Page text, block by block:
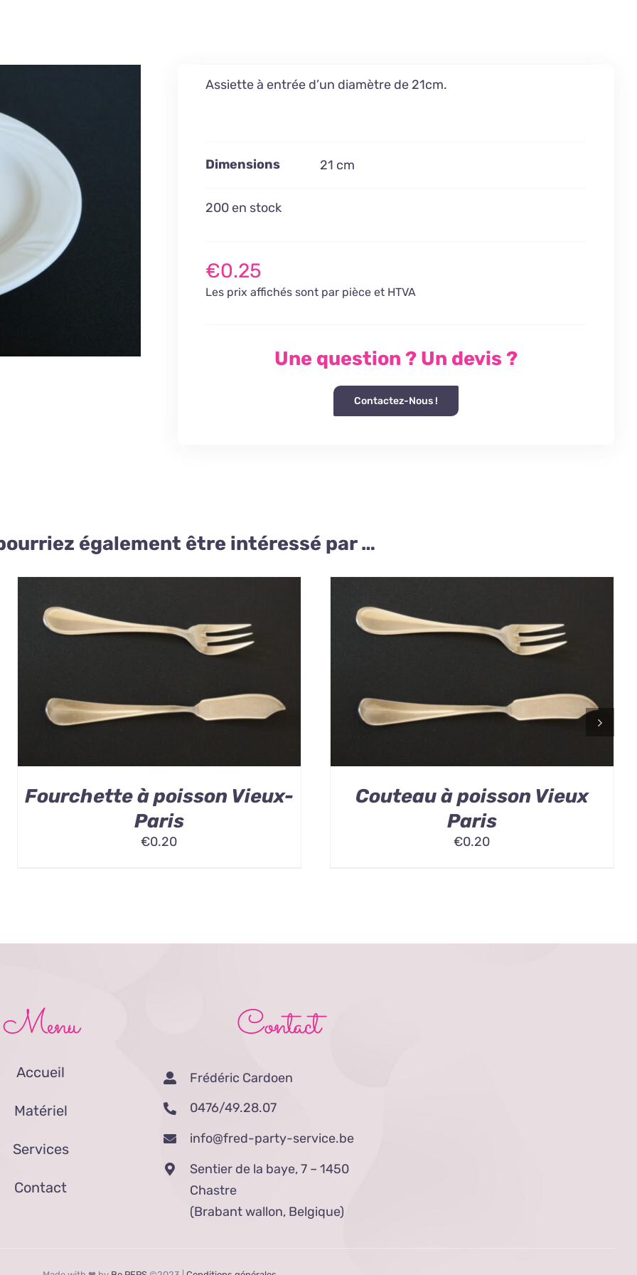
Assiette à entrée d’un diamètre de 21cm.
Dimensions 21 cm
200 en stock
€0.25
Les prix affichés sont par pièce et HTVA
Une question ? Un devis ?
Contactez-Nous !
également être intéressé par …
Fourchette à poisson Vieux-
Paris
€0.20
Couteau à poisson Vieux
Paris
€0.20
Menu
Accueil
Matériel
Services
Contact
Contact
Frédéric Cardoen
0476/49.28.07
info@fred-party-service.be
Sentier de la baye, 7 – 1450
Chastre
(Brabant wallon, Belgique)